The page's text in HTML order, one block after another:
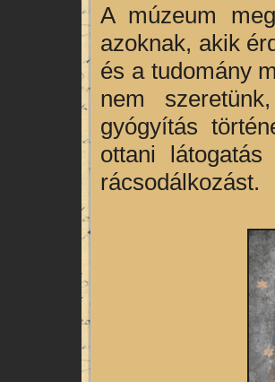
A múzeum
azoknak, akik
és a tudomány
nem
gyógyítás
ottani
rácsodálkozást.